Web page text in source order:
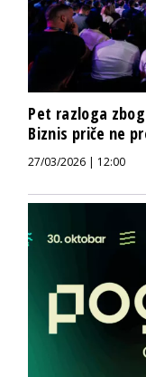
Pet razloga
Biznis priče ne
27/03/2026 | 12:00